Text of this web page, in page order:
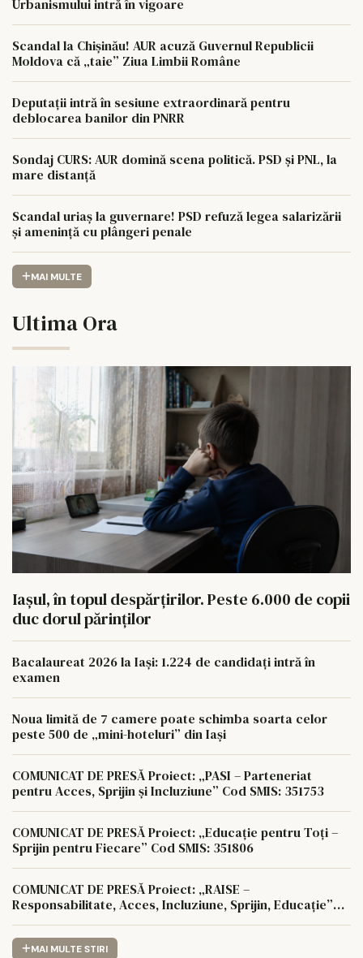
Urbanismului intră în vigoare
Scandal la Chișinău! AUR acuză Guvernul Republicii
Moldova că „taie” Ziua Limbii Române
Deputații intră în sesiune extraordinară pentru
deblocarea banilor din PNRR
Sondaj CURS: AUR domină scena politică. PSD și PNL, la
mare distanță
Scandal uriaș la guvernare! PSD refuză legea salarizării
și amenință cu plângeri penale
MAI MULTE
Ultima Ora
Iașul, în topul despărțirilor. Peste 6.000 de copii
duc dorul părinților
Bacalaureat 2026 la Iași: 1.224 de candidați intră în
examen
Noua limită de 7 camere poate schimba soarta celor
peste 500 de „mini-hoteluri” din Iași
COMUNICAT DE PRESĂ Proiect: „PASI – Parteneriat
pentru Acces, Sprijin și Incluziune” Cod SMIS: 351753
COMUNICAT DE PRESĂ Proiect: „Educație pentru Toți –
Sprijin pentru Fiecare” Cod SMIS: 351806
COMUNICAT DE PRESĂ Proiect: „RAISE –
Responsabilitate, Acces, Incluziune, Sprijin, Educație”
MAI MULTE STIRI